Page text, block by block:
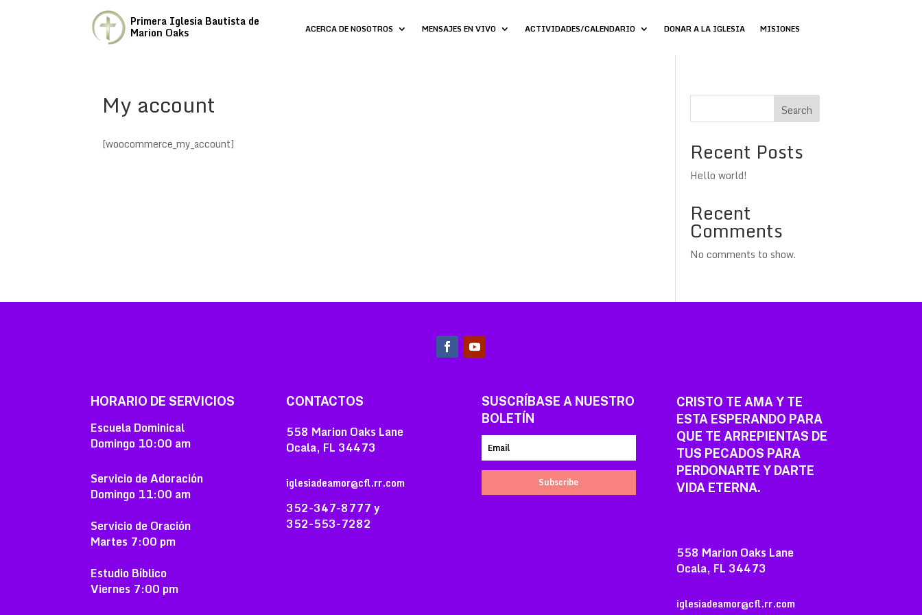
Primera Iglesia Bautista de
Marion Oaks ACERCA DE NOSOTROS MENSAJES EN VIVO ACTIVIDADES/CALENDARIO DONAR A LA IGLESIA MISIONES
My account
[woocommerce_my_account]
Search
Recent Posts
Hello world!
Recent
Comments
No comments to show.
HORARIO DE SERVICIOS
Escuela Dominical
Domingo 10:00 am
Servicio de Adoración
Domingo 11:00 am
Servicio de Oración
Martes 7:00 pm
Estudio Bíblico
Viernes 7:00 pm
CONTACTOS
558 Marion Oaks Lane
Ocala, FL 34473
iglesiadeamor@cfl.rr.com
352-347-8777 y
352-553-7282
SUSCRÍBASE A NUESTRO
BOLETÍN
Subscribe
CRISTO TE AMA Y TE
ESTA ESPERANDO PARA
QUE TE ARREPIENTAS DE
TUS PECADOS PARA
PERDONARTE Y DARTE
VIDA ETERNA.
558 Marion Oaks Lane
Ocala, FL 34473
iglesiadeamor@cfl.rr.com